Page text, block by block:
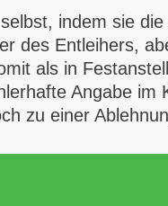
indem sie
des Entleihers,
als in
Angabe
zu einer